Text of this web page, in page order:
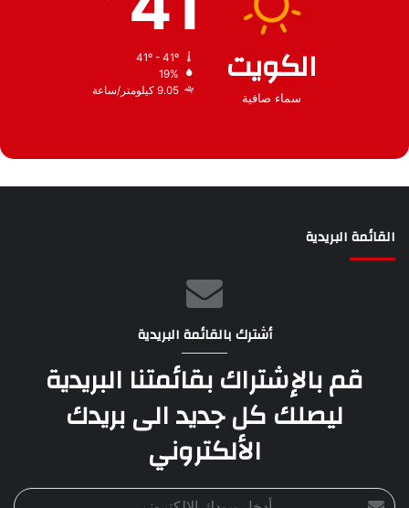
الكويت
سماء صافية
19%
9.05 كيلومتر/ساعة
القائمة البريدية
أشترك بالقائمة البريدية
قم بالإشتراك بقائمتنا البريدية
ليصلك كل جديد الى بريدك
الألكتروني
أدخل